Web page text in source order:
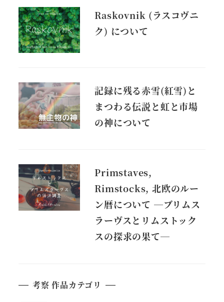
Raskovnik (ラスコヴニ
ク) について
記録に残る赤雪(紅雪)と
まつわる伝説と虹と市場
の神について
Primstaves,
Rimstocks, 北欧のルー
ン暦について ―ブリムス
ラーヴスとリムストック
スの探求の果て―
考察 作品カテゴリ